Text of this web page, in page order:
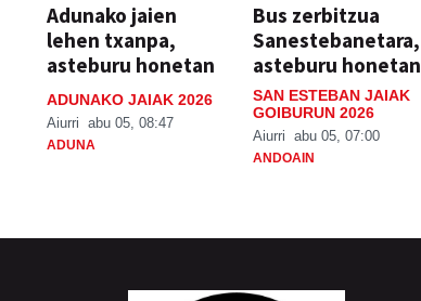
Adunako jaien
lehen txanpa,
asteburu honetan
ADUNAKO JAIAK 2026
Aiurri abu 05, 08:47
ADUNA
Bus zerbitzua
Sanestebanetara,
asteburu honetan
SAN ESTEBAN JAIAK
GOIBURUN 2026
Aiurri abu 05, 07:00
ANDOAIN